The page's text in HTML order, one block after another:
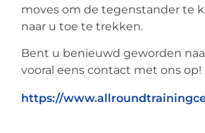
moves om de tegenstander te
naar u toe te trekken.
Bent u benieuwd geworden
vooral eens contact met ons op!
https://